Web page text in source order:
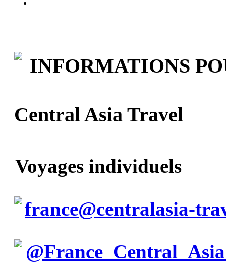
INFORMATIONS
Central Asia Travel
Voyages individuels
france@centralasia-